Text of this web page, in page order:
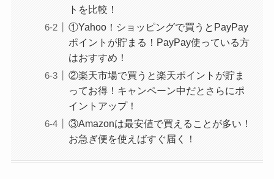
トを比較！
①Yahoo！ショッピングで買うとPayPay
ポイントが貯まる！PayPay使っている方
はおすすめ！
②楽天市場で買うと楽天ポイントが貯ま
ってお得！キャンペーン中だとさらにポ
イントアップ！
③Amazonは最安値で買えることが多い！
お急ぎ便を使えばすぐ届く！